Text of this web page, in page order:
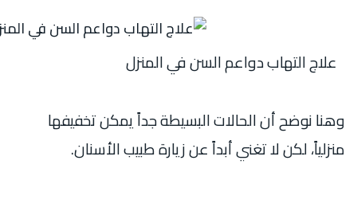
علاج التهاب دواعم السن في المنزل
وهنا نوضح أن الحالات البسيطة جداً يمكن تخفيفها
منزلياً، لكن لا تغني أبداً عن زيارة طبيب الأسنان.